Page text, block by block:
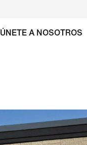
ÚNETE A NOSOTROS